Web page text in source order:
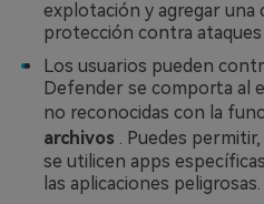
explotación y agregar una
protección contra
Los usuarios pueden
Defender se comporta al
no reconocidas con la
archivos . Puedes
se utilicen apps
las aplicaciones peligrosas.